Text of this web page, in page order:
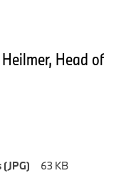
Head of
63 KB